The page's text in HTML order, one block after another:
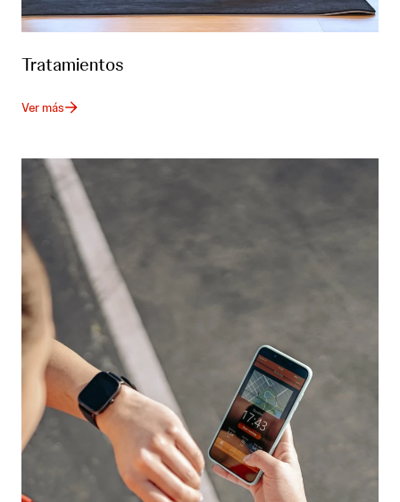
Tratamientos
Ver más